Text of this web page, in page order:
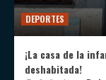
DEPORTES
¡La casa de la
deshabitada!